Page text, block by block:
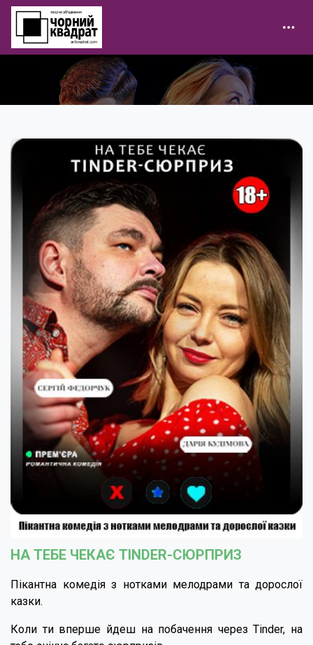
НА ТЕБЕ ЧЕКАЄ TINDER-СЮРПРИЗ
Пікантна комедія з нотками мелодрами та дорослої
казки.
Коли ти вперше йдеш на побачення через Tinder, на